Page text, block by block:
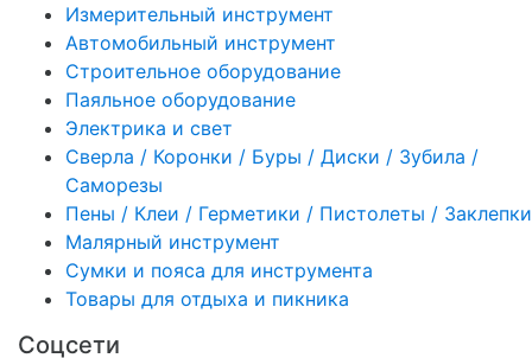
Измерительный инструмент
Автомобильный инструмент
Строительное оборудование
Паяльное оборудование
Электрика и свет
Сверла / Коронки / Буры / Диски / Зубила /
Саморезы
Пены / Клеи / Герметики / Пистолеты / Заклепки
Малярный инструмент
Сумки и пояса для инструмента
Товары для отдыха и пикника
Соцсети